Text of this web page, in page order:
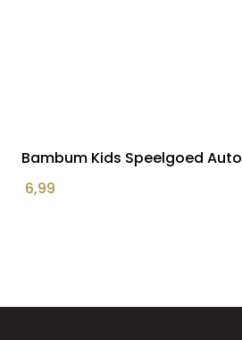
Bambum Kids Speelgoed Auto
6,99